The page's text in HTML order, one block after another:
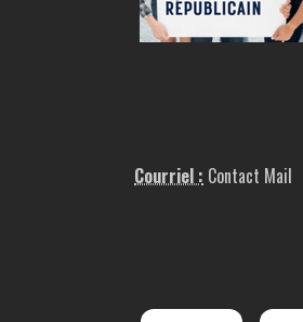
Courriel : Contact Mail